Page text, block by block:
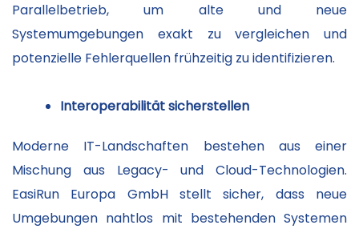
Parallelbetrieb, um alte und neue
Systemumgebungen exakt zu vergleichen und
potenzielle Fehlerquellen frühzeitig zu identifizieren.
Interoperabilität sicherstellen
Moderne IT-Landschaften bestehen aus einer
Mischung aus Legacy- und Cloud-Technologien.
EasiRun Europa GmbH stellt sicher, dass neue
Umgebungen nahtlos mit bestehenden Systemen